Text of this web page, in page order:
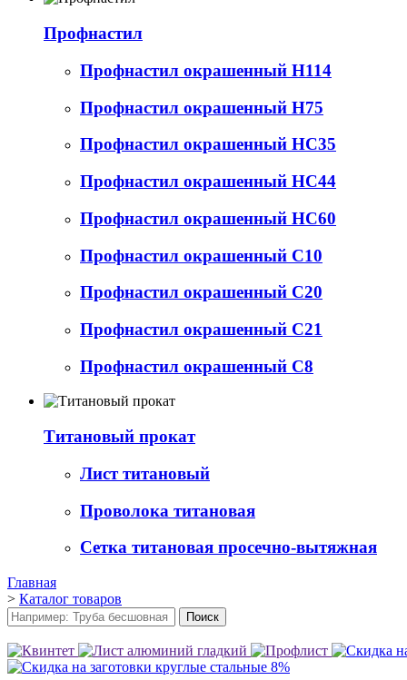
Профнастил
Профнастил окрашенный Н114
Профнастил окрашенный Н75
Профнастил окрашенный НС35
Профнастил окрашенный НС44
Профнастил окрашенный НС60
Профнастил окрашенный С10
Профнастил окрашенный С20
Профнастил окрашенный С21
Профнастил окрашенный С8
Титановый прокат
Лист титановый
Проволока титановая
Сетка титановая просечно-вытяжная
Главная
> Каталог товаров